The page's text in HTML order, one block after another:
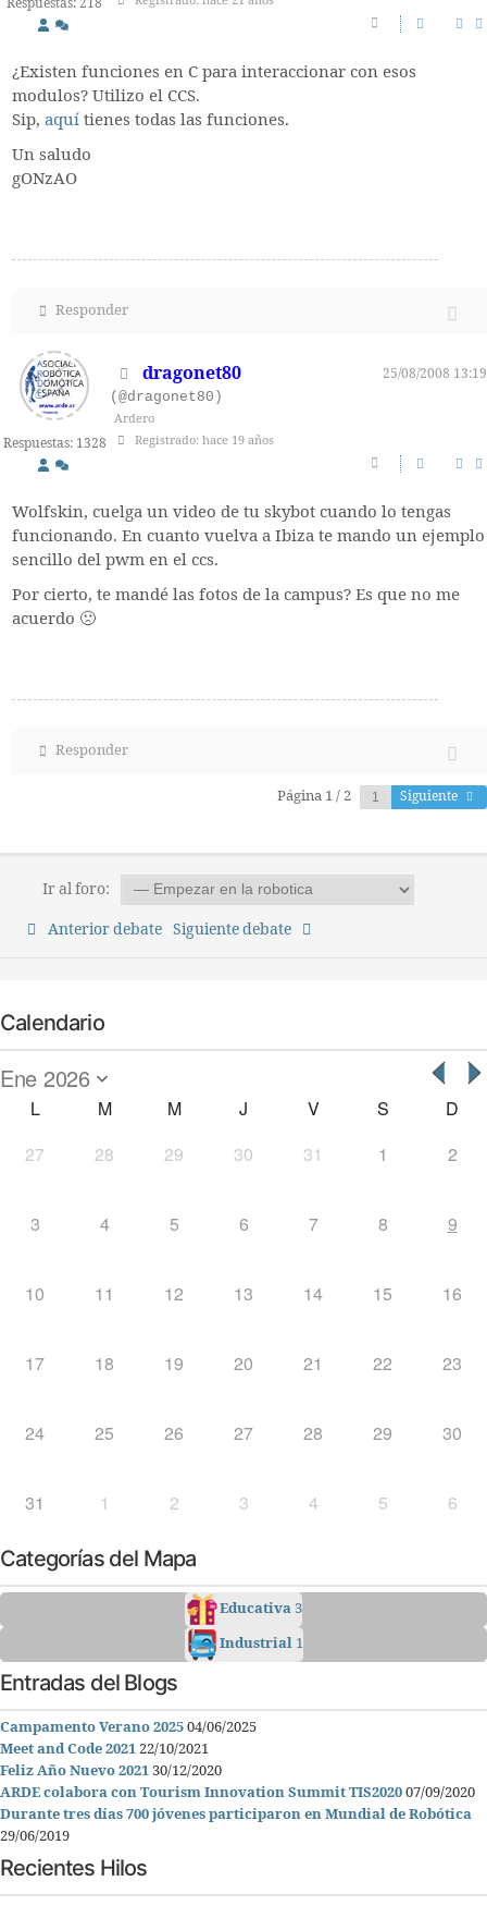
Respuestas: 218
¿Existen funciones en C para interaccionar con esos
modulos? Utilizo el CCS.
Sip, aquí tienes todas las funciones.
Un saludo
gONzAO
Responder
Respuestas: 1328
dragonet80
25/08/2008 13:19
(@dragonet80)
Ardero
Registrado: hace 19 años
Wolfskin, cuelga un video de tu skybot cuando lo tengas
funcionando. En cuanto vuelva a Ibiza te mando un ejemplo
sencillo del pwm en el ccs.
Por cierto, te mandé las fotos de la campus? Es que no me
acuerdo 🙁
Responder
Página 1 / 2 Siguiente
Ir al foro:
Anterior debate Siguiente debate
Calendario
L M M J V S
D
27
28 29 30 31 1 2
3 4 5 6 7 8 9
10 11 12 13 14 15 16
17 18 19 20 21 22 23
24 25 26 27 28 29 30
31 1 2 3 4 5 6
Categorías del Mapa
Educativa3
Industrial 1
Entradas del Blogs
Campamento Verano 202504/06/2025
Meet and Code 202122/10/2021
Feliz Año Nuevo 202130/12/2020
ARDE colabora con Tourism Innovation Summit TIS202007/09/2020
Durante tres días 700 jóvenes participaron en Mundial de Robótica
29/06/2019
Recientes Hilos